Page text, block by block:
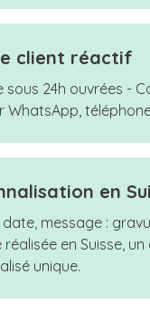
client réactif
sous 24h ouvrées -
WhatsApp,
en
date, message :
en Suisse,
unique.